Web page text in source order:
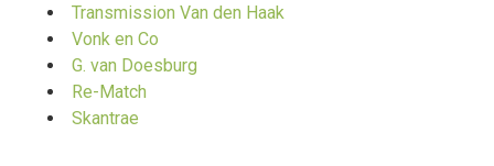
Transmission Van den Haak
Vonk en Co
G. van Doesburg
Re-Match
Skantrae